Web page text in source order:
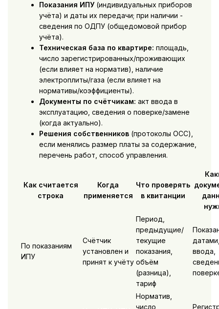
Показания ИПУ(индивидуальных приборов
учёта) и даты их передачи; при наличии -
сведения по ОДПУ (общедомовой прибор
учёта).
Техническая база по квартире: площадь,
число зарегистрированных/проживающих
(если влияет на норматив), наличие
электроплиты/газа (если влияет на
нормативы/коэффициенты).
Документы по счётчикам: акт ввода в
эксплуатацию, сведения о поверке/замене
(когда актуально).
Решения собственников(протоколы ОСС),
если менялись размер платы за содержание,
перечень работ, способ управления.
Как считается
строка
Когда
применяется
Что проверять
в квитанции
По показаниям
ИПУ
Счётчик
установлен и
принят к учёту
Период,
предыдущие/
текущие
показания,
объём
(разница),
тариф
ввода,
Норматив,
число